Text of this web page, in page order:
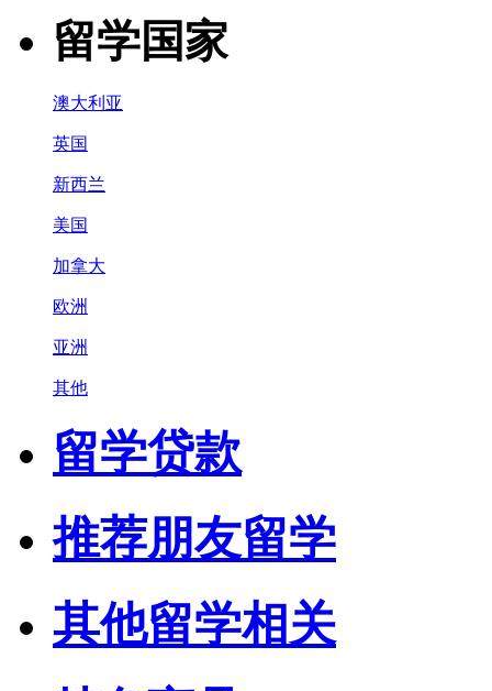
留学国家
澳大利亚
英国
新西兰
美国
加拿大
欧洲
亚洲
其他
留学贷款
推荐朋友留学
其他留学相关